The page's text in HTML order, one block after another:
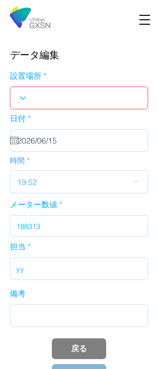
データ編集
設置場所
日付 *r
u
i
d
時間
19:52
メーター数値
担当
備考
戻る